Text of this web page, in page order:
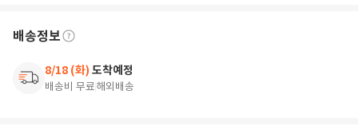
배송정보
8/18 (화) 도착예정
배송비 무료해외배송